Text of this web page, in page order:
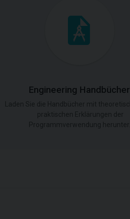
Engineering Handbücher